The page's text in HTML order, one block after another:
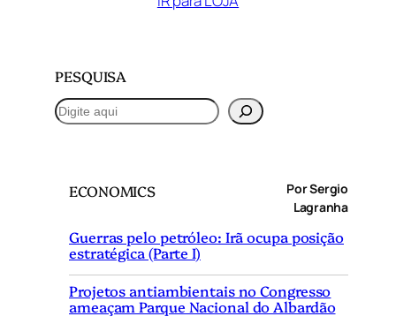
PESQUISA
P
e
ECONOMICS
Por Sergio
Lagranha
Guerras pelo petróleo: Irã ocupa posição
estratégica (Parte I)
Projetos antiambientais no Congresso
ameaçam Parque Nacional do Albardão